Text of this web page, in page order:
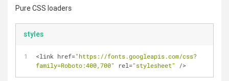
Pure CSS loaders
styles
<link href="https://fonts.googleapis.com/css?
family=Roboto:400,700"
rel="stylesheet" />